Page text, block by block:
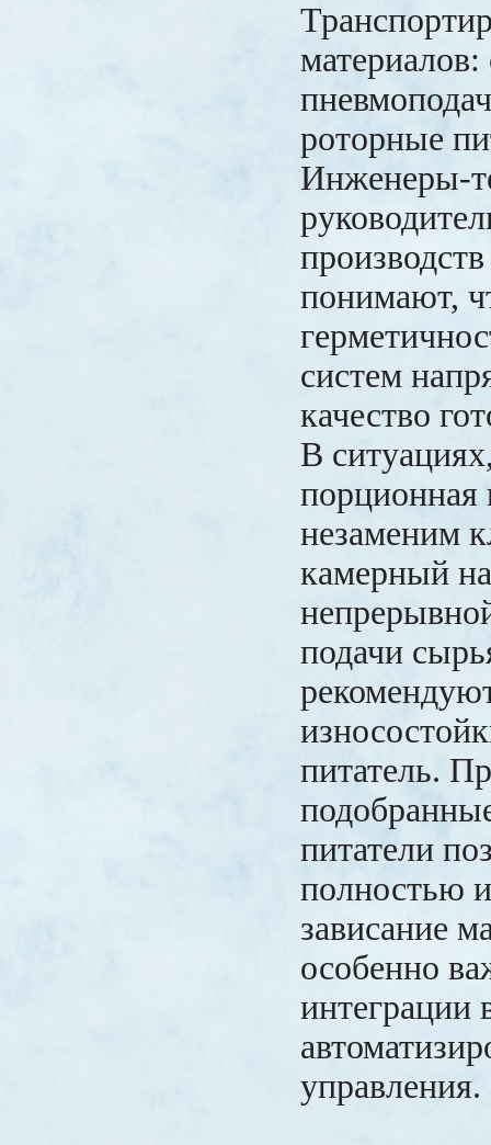
роторные
Инженеры-
понимают,
систем
качество
В
порционная
незаменим
камерный
подачи
питатель.
питатели
полностью
зависание
особенно
интеграции
управления.